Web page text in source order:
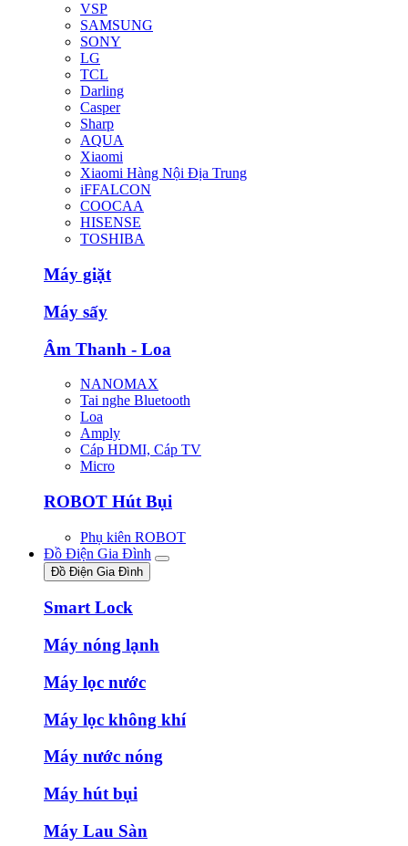
VSP
SAMSUNG
SONY
LG
TCL
Darling
Casper
Sharp
AQUA
Xiaomi
Xiaomi Hàng Nội Địa Trung
iFFALCON
COOCAA
HISENSE
TOSHIBA
Máy giặt
Máy sấy
Âm Thanh - Loa
NANOMAX
Tai nghe Bluetooth
Loa
Amply
Cáp HDMI, Cáp TV
Micro
ROBOT Hút Bụi
Phụ kiên ROBOT
Đồ Điện Gia Đình
Đồ Điện Gia Đình
Smart Lock
Máy nóng lạnh
Máy lọc nước
Máy lọc không khí
Máy nước nóng
Máy hút bụi
Máy Lau Sàn